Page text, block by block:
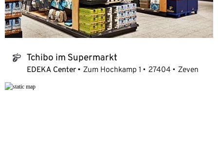
tchibo_logo Tchibo im Supermarkt
EDEKA Center Zum Hochkamp 1 27404 Zeven